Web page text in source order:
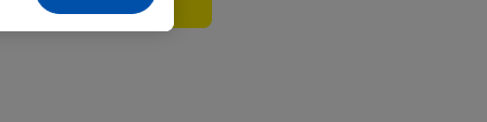
- sowie Ihre
Speichern von